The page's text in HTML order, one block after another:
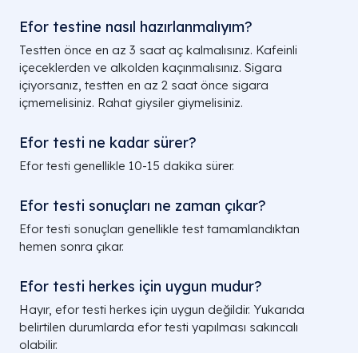
Efor testine nasıl hazırlanmalıyım?
Testten önce en az 3 saat aç kalmalısınız. Kafeinli
içeceklerden ve alkolden kaçınmalısınız. Sigara
içiyorsanız, testten en az 2 saat önce sigara
içmemelisiniz. Rahat giysiler giymelisiniz.
Efor testi ne kadar sürer?
Efor testi genellikle 10-15 dakika sürer.
Efor testi sonuçları ne zaman çıkar?
Efor testi sonuçları genellikle test tamamlandıktan
hemen sonra çıkar.
Efor testi herkes için uygun mudur?
Hayır, efor testi herkes için uygun değildir. Yukarıda
belirtilen durumlarda efor testi yapılması sakıncalı
olabilir.